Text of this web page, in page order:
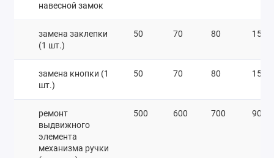
навесной замок
замена заклепки
(1 шт.)
50 70 80 150
замена кнопки (1
шт.)
50 70 80 150
ремонт
выдвижного
элемента
механизма ручки
500 600 700 900